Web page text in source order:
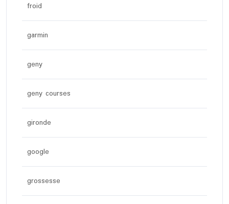
froid
garmin
geny
geny courses
gironde
google
grossesse